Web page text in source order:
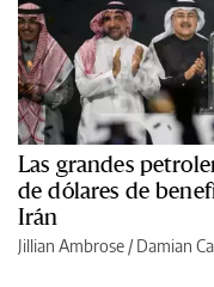
Las grandes
de dólares de
Irán
Jillian Ambrose / Damian